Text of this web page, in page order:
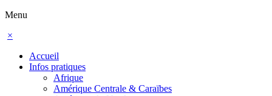
Menu
×
Accueil
Infos pratiques
Afrique
Amérique Centrale & Caraïbes